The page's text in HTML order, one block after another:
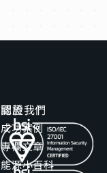
關於我們
成功案例
專欄文章
能源小百科
認證